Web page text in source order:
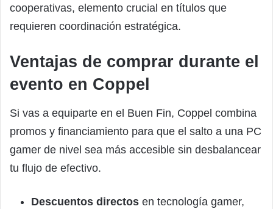
cooperativas, elemento crucial en títulos que
requieren coordinación estratégica.
Ventajas de comprar durante el
evento en Coppel
Si vas a equiparte en el Buen Fin, Coppel combina
promos y financiamiento para que el salto a una PC
gamer de nivel sea más accesible sin desbalancear
tu flujo de efectivo.
Descuentos directos en tecnología gamer,